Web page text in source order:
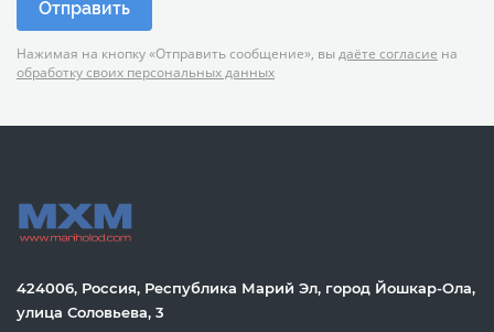
Отправить
Нажимая на кнопку «Отправить сообщение», вы даёте согласие на
обработку своих персональных данных
424006, Россия, Республика Марий Эл, город Йошкар-Ола,
улица Соловьева, 3